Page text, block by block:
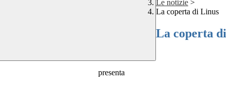
Le notizie >
La coperta di Linus
La coperta
presenta